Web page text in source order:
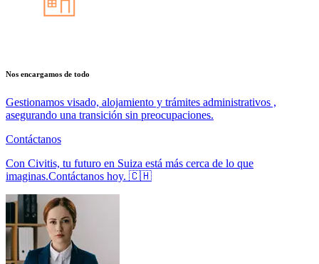
Nos encargamos de todo
Gestionamos visado, alojamiento y trámites administrativos ,
asegurando una transición sin preocupaciones.
Contáctanos
Con Civitis, tu futuro en Suiza está más cerca de lo que
imaginas.Contáctanos hoy. 🇨🇭